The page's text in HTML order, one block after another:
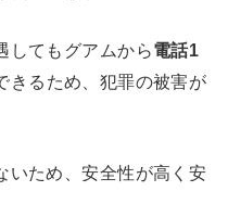
してもグアムから電話1
きるため、犯罪の被害が
いため、安全性が高く安